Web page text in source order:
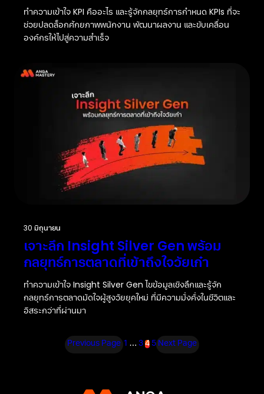
ทำความเข้าใจ KPI คืออะไร และรู้จักกลยุทธ์การกำหนด KPIs ที่จะ
ช่วยปลดล็อกศักยภาพพนักงาน พัฒนาผลงาน และขับเคลื่อน
องค์กรให้ไปสู่ความสำเร็จ
30 มิถุนายน
เจาะลึก Insight Silver Gen พร้อม
กลยุทธ์การตลาดที่เข้าถึงใจวัยเก๋า
ทำความเข้าใจ Insight Silver Gen ไขข้อมูลเชิงลึกและรู้จัก
กลยุทธ์การตลาดมัดใจผู้สูงวัยยุคใหม่ ที่มีความมั่งคั่งในชีวิตและ
อิสระกว่าที่ผ่านมา
Previous Page 1 … 3 4 5 Next Page